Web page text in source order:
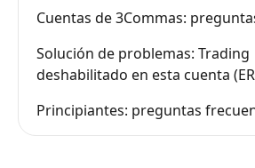
Cuentas de 3Commas:
Solución de problemas: Trading
deshabilitado en esta cuenta
Principiantes: preguntas